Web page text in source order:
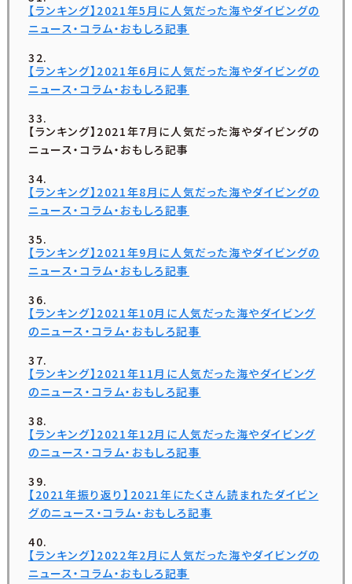
【ランキング】2021年5月に人気だった海やダイビングの
ニュース・コラム・おもしろ記事
【ランキング】2021年6月に人気だった海やダイビングの
ニュース・コラム・おもしろ記事
【ランキング】2021年7月に人気だった海やダイビングの
ニュース・コラム・おもしろ記事
【ランキング】2021年8月に人気だった海やダイビングの
ニュース・コラム・おもしろ記事
【ランキング】2021年9月に人気だった海やダイビングの
ニュース・コラム・おもしろ記事
【ランキング】2021年10月に人気だった海やダイビング
のニュース・コラム・おもしろ記事
【ランキング】2021年11月に人気だった海やダイビング
のニュース・コラム・おもしろ記事
【ランキング】2021年12月に人気だった海やダイビング
のニュース・コラム・おもしろ記事
【2021年振り返り】2021年にたくさん読まれたダイビン
グのニュース・コラム・おもしろ記事
【ランキング】2022年2月に人気だった海やダイビングの
ニュース・コラム・おもしろ記事